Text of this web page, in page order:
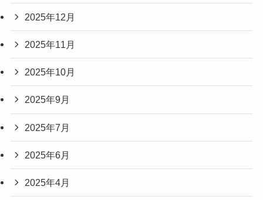
2025年12月
2025年11月
2025年10月
2025年9月
2025年7月
2025年6月
2025年4月